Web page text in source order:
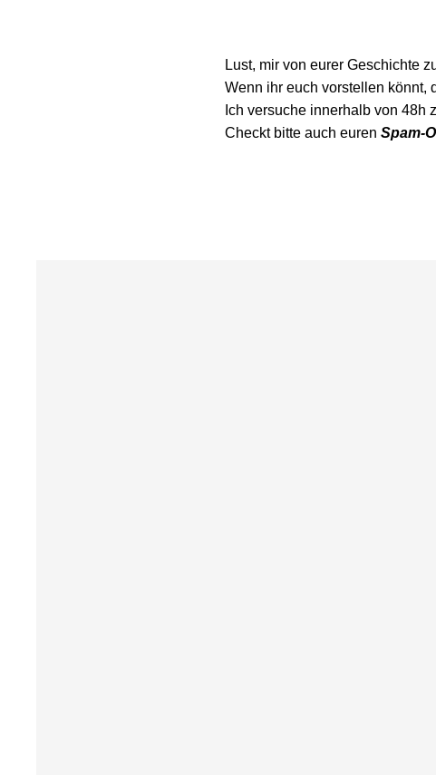
Lust, mir von eurer Geschichte
Wenn ihr euch vorstellen könnt,
Ich versuche innerhalb von 48h
Checkt bitte auch euren Spam-